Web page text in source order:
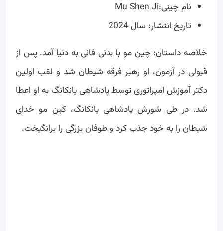
نام چینی:Mu Shen Ji
تاریخ انتشار: سال 2024
خلاصه داستان: چین مو با بدنی فانی به دنیا آمد. پس از
قبولی در آزمون، او رهبر فرقه شیطان شد و لقب اولین
دکتر آموزش امپراتوری توسط پادشاهی یانکانگ به او اعطا
شد. در طی شورش پادشاهی یانکانگ، کین مو خدای
شیطان را به خود جذب کرد و طوفان بزرگی را برانگیخت.